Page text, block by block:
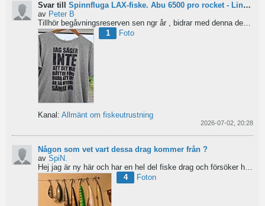
Svar till Spinnfluga LAX-fiske. Abu 6500 pro rocket - Lina för kort?
av Peter B
Tillhör begåvningsreserven sen ngr år , bidrar med denna devis.
1
Foto
Kanal: Allmänt om fiskeutrustning
2026-07-02, 20:28
Någon som vet vart dessa drag kommer från ?
av SpiN.
4
Foton